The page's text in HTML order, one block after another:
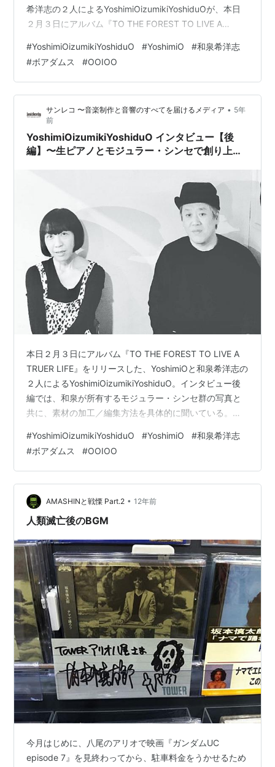
希洋志の２人によるYoshimiOizumikiYoshiduOが、本日
２月３日にアルバム『TO THE FOREST TO LIVE A
演奏を録音した素材を、和泉がモジュラー・シンセで編
集／加工した作品は、生音と電子音が奇麗に共存し、こ
れまでに体験したことが無いような美しい音響世界を作
り上げている。前編ではデュオ結成のきっかけや、アル
バムのレコーディングなどについ…
#YoshimiOizumikiYoshiduO #YoshimiO #和泉希洋志
#ボアダムス #OOIOO
サンレコ 〜音楽制作と音響のすべてを届けるメディア • 5年
前
YoshimiOizumikiYoshiduO インタビュー【後
編】〜生ピアノとモジュラー・シンセで創り上げ
本日２月３日にアルバム『TO THE FOREST TO LIVE A
TRUER LIFE』をリリースした、YoshimiOと和泉希洋志の
２人によるYoshimiOizumikiYoshiduO。インタビュー後
編では、和泉が所有するモジュラー・シンセ群の写真と
共に、素材の加工／編集方法を具体的に聞いている。後
組みについても語ってもらった。 Text：Satoshi Torii イ
ンタビュー前編はこちら： 核となる機材は
Panharmonium ー素材の編集はどのように行っていった
のですか？ 和泉 PRESONUS Studio Oneを立ち上…
#YoshimiOizumikiYoshiduO #YoshimiO #和泉希洋志
#ボアダムス #OOIOO
AMASHINと戦慄 Part.2 • 12年前
人類滅亡後のBGM
今月はじめに、八尾のアリオで映画『ガンダムUC
episode 7』を見終わってから、駐車料金をうかせるため